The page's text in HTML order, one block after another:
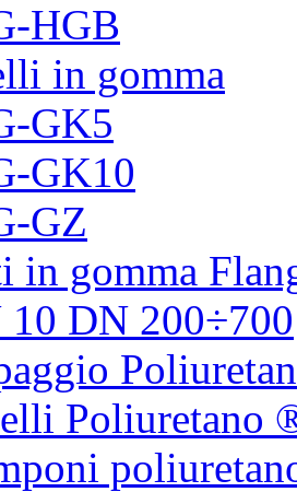
HGB
in gomma
GK5
GK10
GZ
in gomma
10 DN 200÷700
Poliuretano